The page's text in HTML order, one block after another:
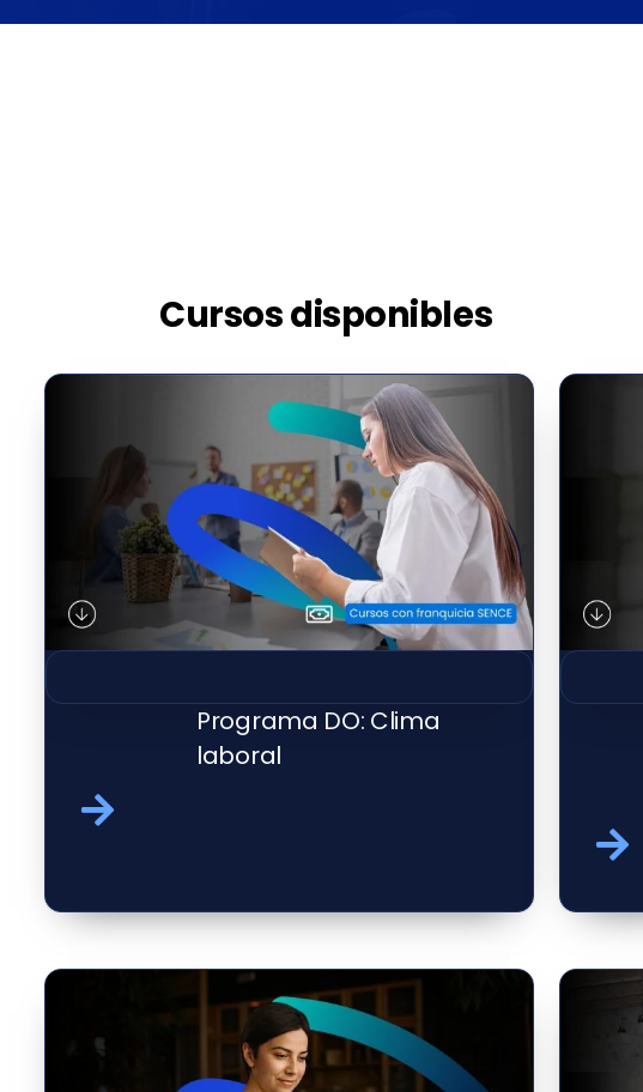
Cursos disponibles
Programa DO: Clima
laboral